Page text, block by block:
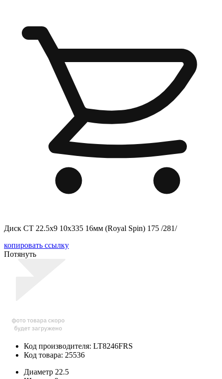
Диск СТ 22.5x9 10x335 16мм (Royal Spin) 175 /281/
копировать ссылку
Потянуть
Код производителя: LT8246FRS
Код товара: 25536
Диаметр 22.5